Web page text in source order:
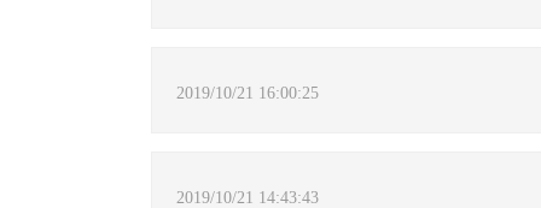
2019/10/21 16:00:25
2019/10/21 14:43:43